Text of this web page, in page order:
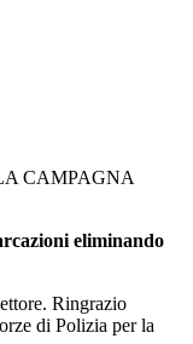
CAMPAGNA
eliminando
Ringrazio
di Polizia per la